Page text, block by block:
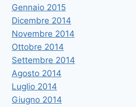
Gennaio 2015
Dicembre 2014
Novembre 2014
Ottobre 2014
Settembre 2014
Agosto 2014
Luglio 2014
Giugno 2014